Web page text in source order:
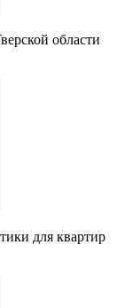
области
для квартир